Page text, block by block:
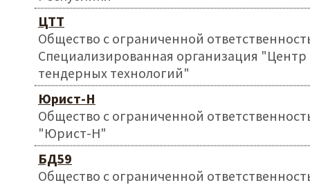
ЦТТ
Общество с ограниченной
Специализированная организация "Центр
тендерных технологий"
Юрист-Н
Общество с ограниченной
"Юрист-Н"
БД59
Общество с ограниченной